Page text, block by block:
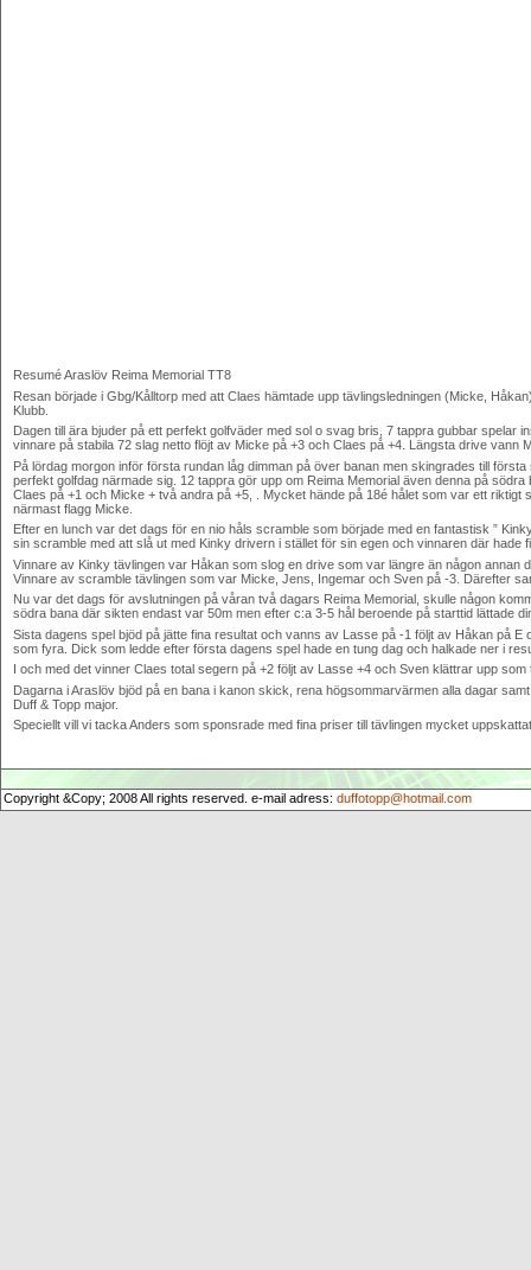
Resumé Araslöv Reima Memorial TT8
Resan började i Gbg/Kålltorp med att Claes hämtade upp tävlingsledningen (Micke,
Klubb.
Dagen till ära bjuder på ett perfekt golfväder med sol o svag bris, 7 tappra gubbar spelar
vinnare på stabila 72 slag netto flöjt av Micke på +3 och Claes på +4. Längsta drive vann
På lördag morgon inför första rundan låg dimman på över banan men skingrades till
perfekt golfdag närmade sig. 12 tappra gör upp om Reima Memorial även denna på
Claes på +1 och Micke + två andra på +5, . Mycket hände på 18é hålet som var ett
närmast flagg Micke.
Efter en lunch var det dags för en nio håls scramble som började med en fantastisk ”
sin scramble med att slå ut med Kinky drivern i stället för sin egen och vinnaren där hade
Vinnare av Kinky tävlingen var Håkan som slog en drive som var längre än någon annan
Vinnare av scramble tävlingen som var Micke, Jens, Ingemar och Sven på -3. Därefter
Nu var det dags för avslutningen på våran två dagars Reima Memorial, skulle någon
södra bana där sikten endast var 50m men efter c:a 3-5 hål beroende på starttid lättade
Sista dagens spel bjöd på jätte fina resultat och vanns av Lasse på -1 följt av Håkan på
som fyra. Dick som ledde efter första dagens spel hade en tung dag och halkade ner i
I och med det vinner Claes total segern på +2 följt av Lasse +4 och Sven klättrar upp
Dagarna i Araslöv bjöd på en bana i kanon skick, rena högsommarvärmen alla dagar
Duff & Topp major.
Speciellt vill vi tacka Anders som sponsrade med fina priser till tävlingen mycket
Copyright &Copy; 2008 All rights reserved. e-mail adress: duffotopp@hotmail.com